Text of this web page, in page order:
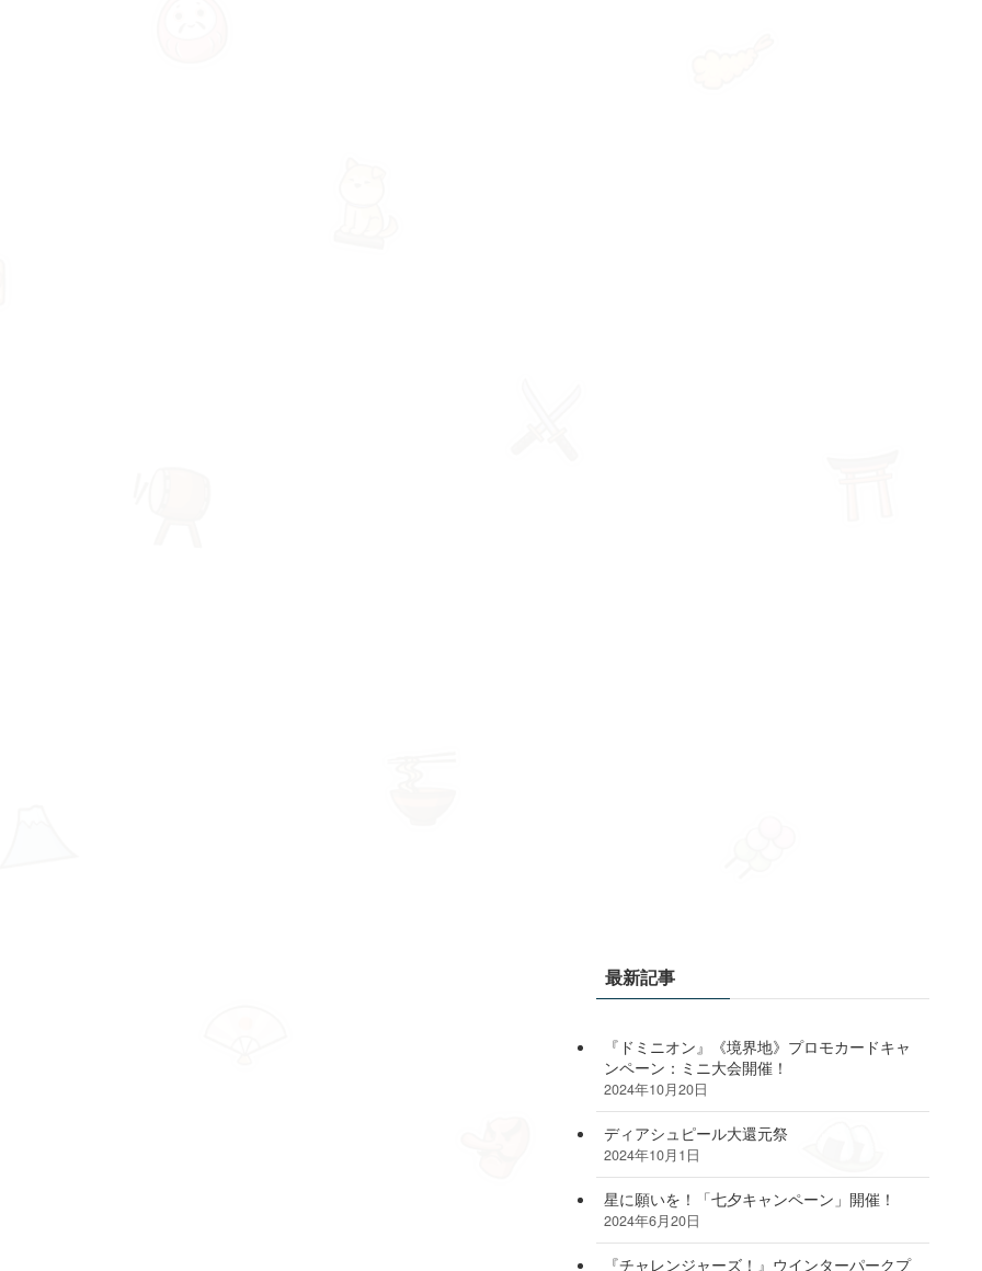
最新記事
『ドミニオン』《境界地》プロモカードキャ
ンペーン：ミニ大会開催！
2024年10月20日
ディアシュピール大還元祭
2024年10月1日
星に願いを！「七夕キャンペーン」開催！
2024年6月20日
『チャレンジャーズ！』ウインターパークプ